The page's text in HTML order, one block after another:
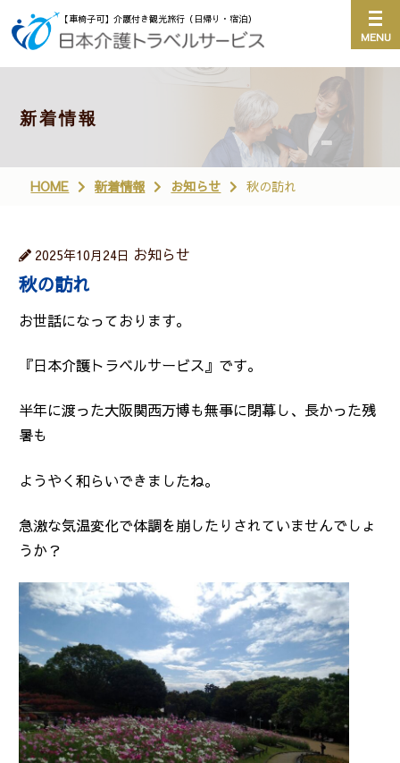
【車椅子可】介護付き観光旅行（日帰り・宿泊）
新着情報
HOME 新着情報 お知らせ 秋の訪れ
2025年10月24日 お知らせ
秋の訪れ
お世話になっております。
『日本介護トラベルサービス』です。
半年に渡った大阪関西万博も無事に閉幕し、長かった残
暑も
ようやく和らいできましたね。
急激な気温変化で体調を崩したりされていませんでしょ
うか？